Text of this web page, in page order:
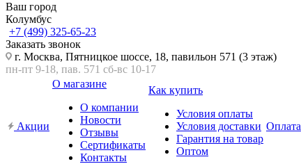
Ваш город
Колумбус
+7 (499) 325-65-23
Заказать звонок
г. Москва, Пятницкое шоссе, 18, павильон 571 (3 этаж)
пн-пт 9-18, пав. 571 сб-вс 10-17
Акции
О магазине
О компании
Новости
Отзывы
Сертификаты
Контакты
Как купить
Условия оплаты
Условия доставки
Гарантия на товар
Оптом
Оплата